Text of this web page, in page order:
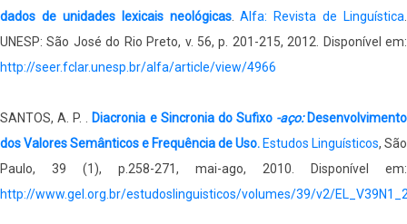
dados de unidades lexicais neológicas.Alfa: Revista de Linguística
UNESP: São José do Rio Preto, v. 56, p. 201-215, 2012. Disponível em:
http://seer.fclar.unesp.br/alfa/article/view/4966
SANTOS, A. P. . Diacronia e Sincronia do Sufixo -aço: Desenvolvimento
dos Valores Semânticos e Frequência de Uso. Estudos Linguísticos, São
Paulo, 39 (1), p.258-271, mai-ago, 2010. Disponível em:
http://www.gel.org.br/estudoslinguisticos/volumes/39/v2/